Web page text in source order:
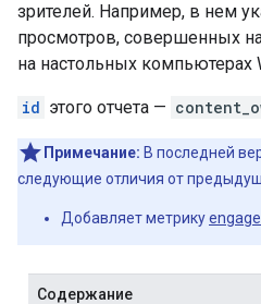
зрителей. Например, в нем
просмотров, совершенных
на настольных компьютерах
id этого отчета —
Примечание: В последней
следующие отличия от
Добавляет метрику
Содержание